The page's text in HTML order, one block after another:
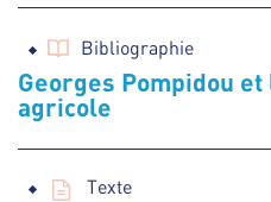
Bibliographie
Georges Pompidou
agricole
Texte